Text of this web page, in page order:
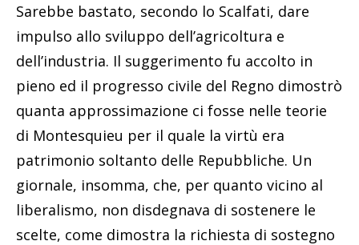
Sarebbe bastato, secondo lo Scalfati, dare
impulso allo sviluppo dell’agricoltura e
dell’industria. Il suggerimento fu accolto in
pieno ed il progresso civile del Regno dimostrò
quanta approssimazione ci fosse nelle teorie
di Montesquieu per il quale la virtù era
patrimonio soltanto delle Repubbliche. Un
giornale, insomma, che, per quanto vicino al
liberalismo, non disdegnava di sostenere le
scelte, come dimostra la richiesta di sostegno